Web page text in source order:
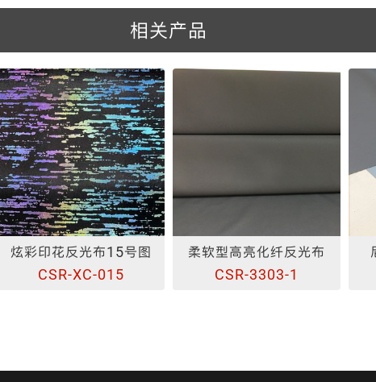
相关产品
柔软型高亮化纤反光布
CSR-3303-1
尼丝纺柔软型反光布
CSR-H002